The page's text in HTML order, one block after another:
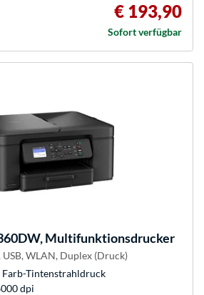
€ 193,90
Sofort verfügbar
Multifunktionsdrucker
USB, WLAN, Duplex (Druck)
Tintenstrahldruck
dpi